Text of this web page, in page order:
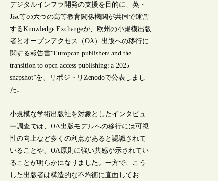
デジタルインフラ開発の支援を目的に、英・
Jisc等の六つの高等教育関係機関が共同で運営
するKnowledge Exchangeが、欧州の小規模出版
者とオープンアクセス（OA）出版への移行に
関する報告書“European publishers and the
transition to open access publishing: a 2025
snapshot”を、リポジトリZenodoで公表しまし
た。
小規模な学術出版社を対象としたインタビュ
ー調査では、OA出版モデルへの移行には可視
性の向上など多くの利点があると認識されて
いることや、OA原則に強い共感が示されてい
ることが明らかになりました。一方で、こう
した出版者は構造的な不均衡に直面してお